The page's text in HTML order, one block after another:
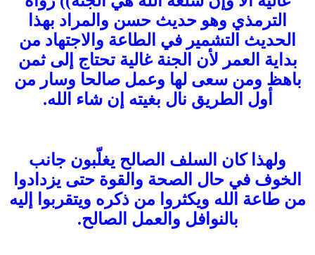
الترمذي وهو حديث حسن والمراد بهذا
الحديث التشمير في الطاعة والاجتهاد من
بداية العمر لأن الجنة غالية تحتاج إلى ثمن
باهظ ومن سعى لها وعمل صالحا وسار من
أول الطريق نال بغيته إن شاء الله.
ولهذا كان السلف الصالح يغلّبون جانب
الخوف في حال الصحة والقوة حتى يزدادوا
من طاعة الله ويكثروا من ذكره ويتقربوا إليه
بالنوافل والعمل الصالح.